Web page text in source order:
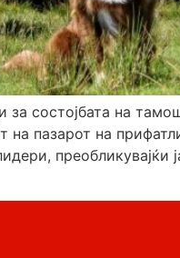
за состојбата на
пазарот на
преобликувајќи